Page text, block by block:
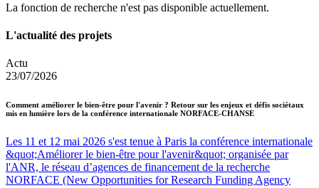
La fonction de recherche n'est pas disponible actuellement.
L'actualité des projets
Actu
23/07/2026
Comment améliorer le bien-être pour l'avenir ? Retour sur les enjeux et défis sociétaux
mis en lumière lors de la conférence internationale NORFACE-CHANSE
Les 11 et 12 mai 2026 s'est tenue à Paris la conférence internationale
&quot;Améliorer le bien-être pour l'avenir&quot; organisée par
l'ANR, le réseau d’agences de financement de la recherche
NORFACE (New Opportunities for Research Funding Agency